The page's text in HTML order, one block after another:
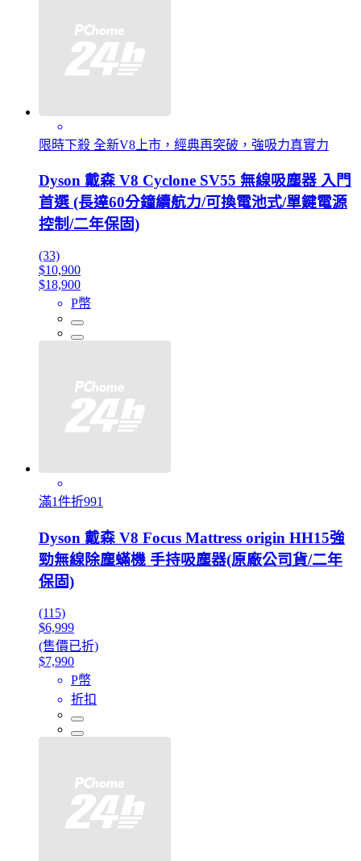
限時下殺 全新V8上市，經典再突破，強吸力真實力
Dyson 戴森 V8 Cyclone SV55 無線吸塵器 入門
首選 (長達60分鐘續航力/可換電池式/單鍵電源
控制/二年保固)
(33)
$10,900
$18,900
P幣
滿1件折991
Dyson 戴森 V8 Focus Mattress origin HH15強
勁無線除塵蟎機 手持吸塵器(原廠公司貨/二年
保固)
(115)
$6,999
(售價已折)
$7,990
P幣
折扣